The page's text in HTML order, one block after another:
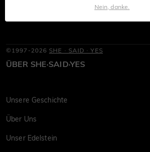
©1997-2026 SHE · SAID · YES
ÜBER SHE·SAID·YES
Unsere Geschichte
Über Uns
Unser Edelstein
Nein, danke.